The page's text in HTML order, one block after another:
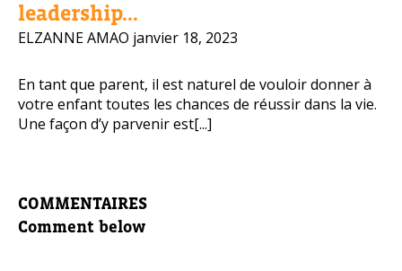
leadership...
ELZANNE AMAO janvier 18, 2023
En tant que parent, il est naturel de vouloir donner à
votre enfant toutes les chances de réussir dans la vie.
Une façon d’y parvenir est[...]
COMMENTAIRES
Comment below